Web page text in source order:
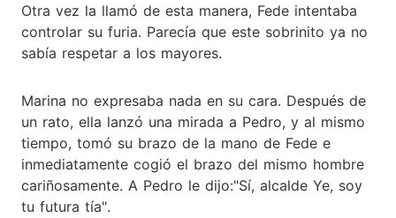
Otra vez la llamó de esta manera, Fede intentaba
controlar su furia. Parecía que este sobrinito ya no
sabía respetar a los mayores.
Marina no expresaba nada en su cara. Después de
un rato, ella lanzó una mirada a Pedro, y al mismo
tiempo, tomó su brazo de la mano de Fede e
inmediatamente cogió el brazo del mismo hombre
cariñosamente. A Pedro le dijo:"Sí, alcalde Ye, soy
tu futura tía".